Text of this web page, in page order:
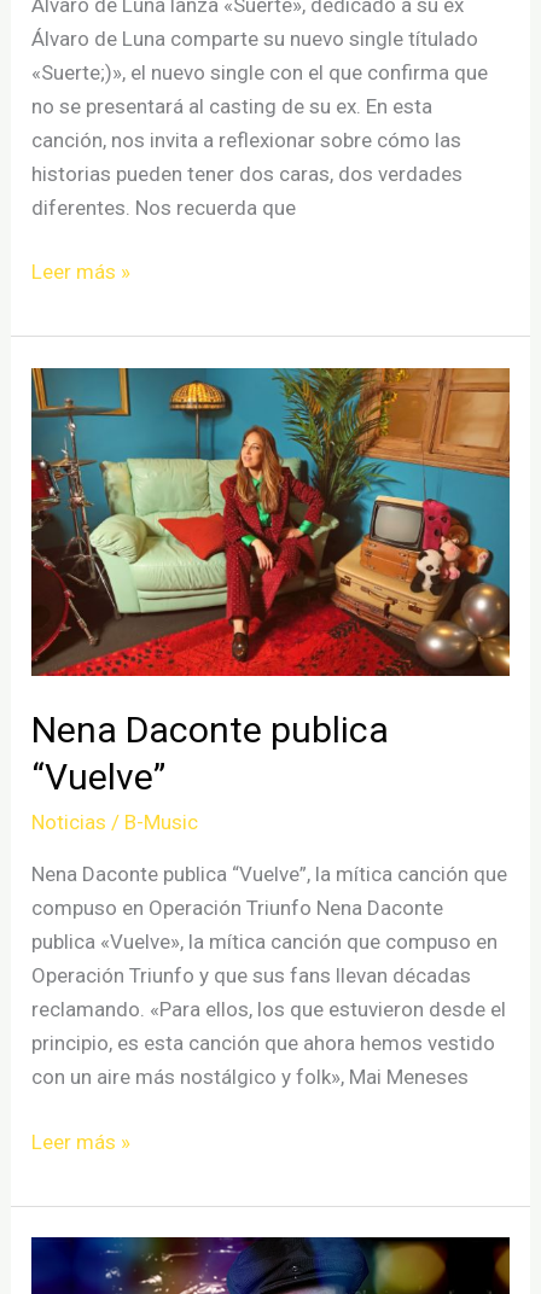
Álvaro de Luna comparte su nuevo single títulado
«Suerte;)», el nuevo single con el que confirma que
no se presentará al casting de su ex. En esta
canción, nos invita a reflexionar sobre cómo las
historias pueden tener dos caras, dos verdades
diferentes. Nos recuerda que
Álvaro
Luna
lanza
«Suerte»
Leer más »
Nena Daconte publica
“Vuelve”
Noticias / B-Music
Nena Daconte publica “Vuelve”, la mítica canción que
compuso en Operación Triunfo Nena Daconte
publica «Vuelve», la mítica canción que compuso en
Operación Triunfo y que sus fans llevan décadas
reclamando. «Para ellos, los que estuvieron desde el
principio, es esta canción que ahora hemos vestido
con un aire más nostálgico y folk», Mai Meneses
Nena
publica
“Vuelve”
Leer más »